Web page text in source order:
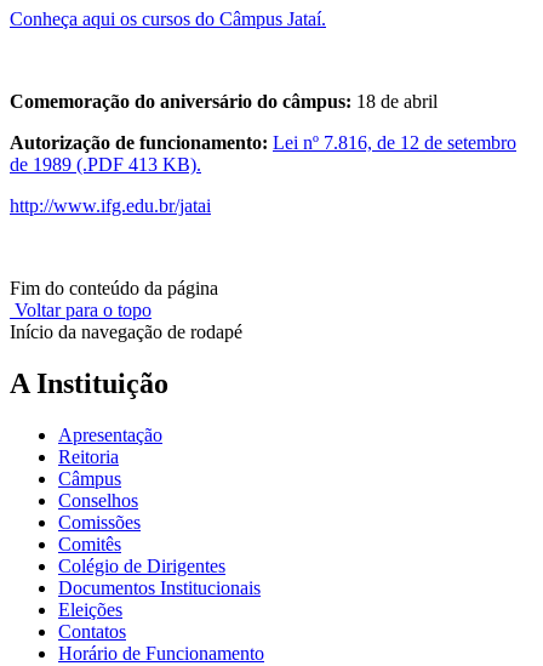
Conheça aqui os cursos do Câmpus Jataí.
Comemoração do aniversário do câmpus: 18 de abril
Autorização de funcionamento: Lei nº 7.816, de 12 de setembro
de 1989 (.PDF 413 KB).
http://www.ifg.edu.br/jatai
Fim do conteúdo da página
Voltar para o topo
Início da navegação de rodapé
A Instituição
Apresentação
Reitoria
Câmpus
Conselhos
Comissões
Comitês
Colégio de Dirigentes
Documentos Institucionais
Eleições
Contatos
Horário de Funcionamento